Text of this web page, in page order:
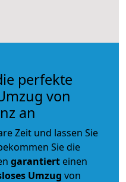
perfekte
von
an
Zeit und lassen Sie
Sie die
garantiert einen
Umzug von